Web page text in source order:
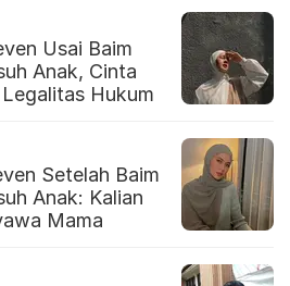
Usai Baim
Anak, Cinta
Hukum
Setelah Baim
Anak: Kalian
Mama